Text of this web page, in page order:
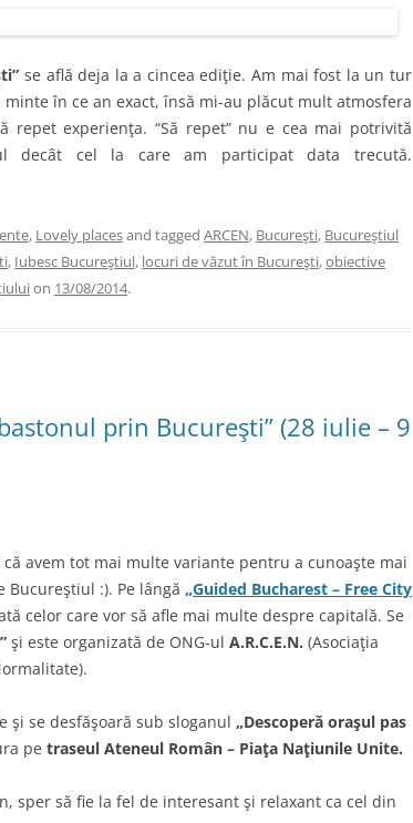
se află deja la a cincea ediţie. Am mai fost la un tur
în ce an exact, însă mi-au plăcut mult atmosfera
experienţa. “Să repet” nu e cea mai potrivită
decât cel la care am participat data trecută.
, Lovely placesand tagged ARCEN, Bucureşti, Bucureştiul
, Iubesc Bucureştiul, locuri de văzut în Bucureşti,obiective
on 13/08/2014.
prin Bucureşti” (28 iulie – 9
că avem tot mai multe variante pentru a cunoaşte mai
Bucureştiul :). Pe lângă „Guided Bucharest – Free City
celor care vor să afle mai multe despre capitală. Se
şi este organizată de ONG-ul A.R.C.E.N. (Asociaţia
şi se desfăşoară sub sloganul „Descoperă oraşul pas
pe traseul Ateneul Român – Piaţa Naţiunile Unite.
sper să fie la fel de interesant şi relaxant ca cel din